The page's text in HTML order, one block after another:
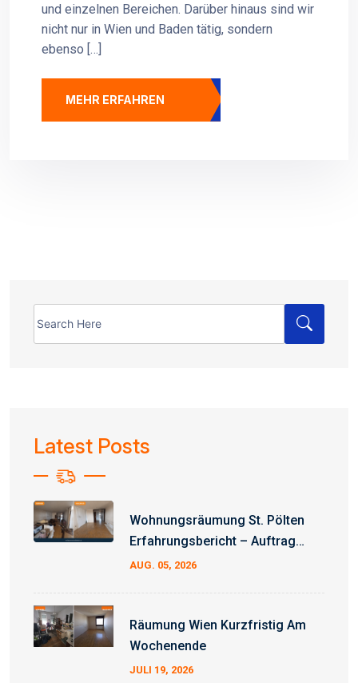
und einzelnen Bereichen. Darüber hinaus sind wir
nicht nur in Wien und Baden tätig, sondern
ebenso […]
MEHR ERFAHREN
Latest Posts
Wohnungsräumung St. Pölten
Erfahrungsbericht – Auftrag
Erfolgreich Abgeschlossen
AUG. 05, 2026
Räumung Wien Kurzfristig Am
Wochenende
JULI 19, 2026